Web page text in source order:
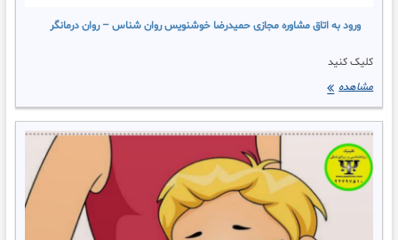
ورود به اتاق مشاوره مجازی حمیدرضا خوشنویس روان شناس – روان درمانگر
کلیک کنید
مشاهدهورود
اتاق
مشاوره
مجازی
حمیدرضا
خوشنویس
روان
شناس